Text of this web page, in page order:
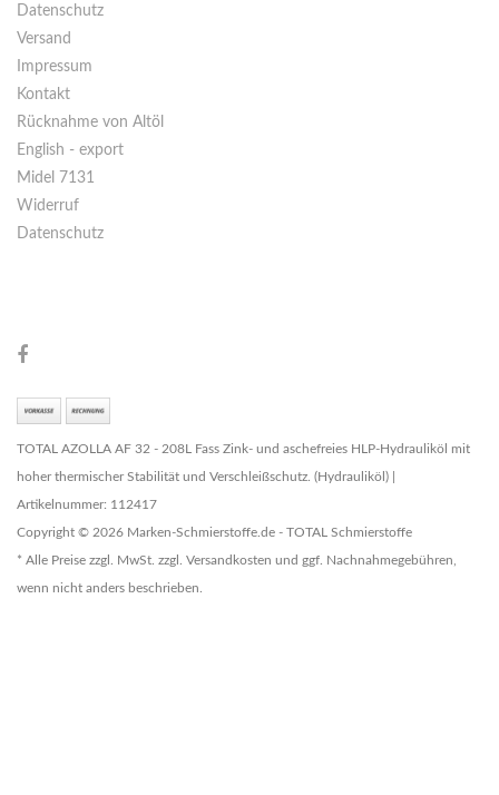
Datenschutz
Versand
Impressum
Kontakt
Rücknahme von Altöl
English - export
Midel 7131
Widerruf
Datenschutz
TOTAL AZOLLA AF 32 - 208L Fass Zink- und aschefreies HLP-Hydrauliköl mit
hoher thermischer Stabilität und Verschleißschutz. (Hydrauliköl) |
Artikelnummer: 112417
Copyright © 2026 Marken-Schmierstoffe.de - TOTAL Schmierstoffe
* Alle Preise zzgl. MwSt. zzgl. Versandkosten und ggf. Nachnahmegebühren,
wenn nicht anders beschrieben.